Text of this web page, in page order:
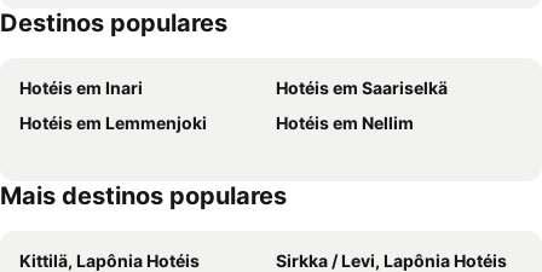
Destinos populares
Hotéis em Inari
Hotéis em Saariselkä
Hotéis em Lemmenjoki
Hotéis em Nellim
Mais destinos populares
Kittilä, Lapônia Hotéis
Sirkka / Levi, Lapônia Hotéis